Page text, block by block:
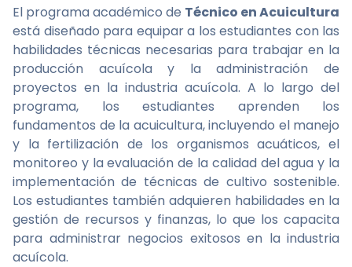
El programa académico de Técnico en Acuicultura
está diseñado para equipar a los estudiantes con las
habilidades técnicas necesarias para trabajar en la
producción acuícola y la administración de
proyectos en la industria acuícola. A lo largo del
programa, los estudiantes aprenden los
fundamentos de la acuicultura, incluyendo el manejo
y la fertilización de los organismos acuáticos, el
monitoreo y la evaluación de la calidad del agua y la
implementación de técnicas de cultivo sostenible.
Los estudiantes también adquieren habilidades en la
gestión de recursos y finanzas, lo que los capacita
para administrar negocios exitosos en la industria
acuícola.